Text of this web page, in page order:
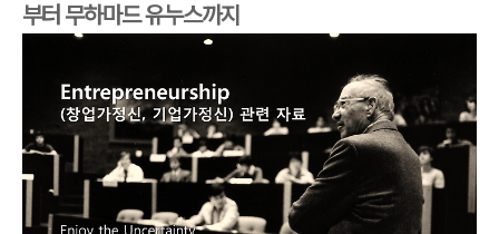
부터 무하마드 유누스까지
잡스부터 무하마드 유누스까지
작성자 임팩트스퀘어